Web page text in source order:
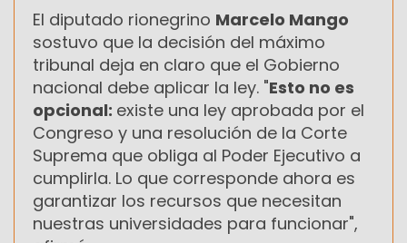
El diputado rionegrino Marcelo Mango
sostuvo que la decisión del máximo
tribunal deja en claro que el Gobierno
nacional debe aplicar la ley. "Esto no es
opcional: existe una ley aprobada por el
Congreso y una resolución de la Corte
Suprema que obliga al Poder Ejecutivo a
cumplirla. Lo que corresponde ahora es
garantizar los recursos que necesitan
nuestras universidades para funcionar",